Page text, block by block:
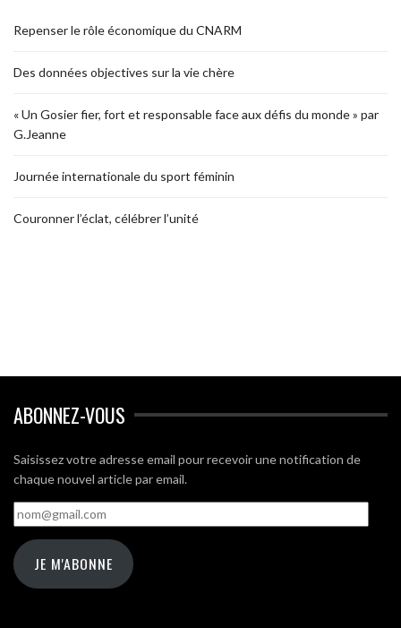
Repenser le rôle économique du CNARM
Des données objectives sur la vie chère
« Un Gosier fier, fort et responsable face aux défis du monde » par
G.Jeanne
Journée internationale du sport féminin
Couronner l’éclat, célébrer l’unité
ABONNEZ-VOUS
Saisissez votre adresse email pour recevoir une notification de
chaque nouvel article par email.
nom@gmail.com
JE M'ABONNE